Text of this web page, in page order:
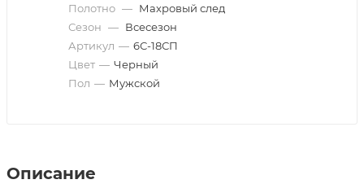
Полотно — Махровый след
Сезон — Всесезон
Артикул — 6С-18СП
Цвет — Черный
Пол — Мужской
Описание